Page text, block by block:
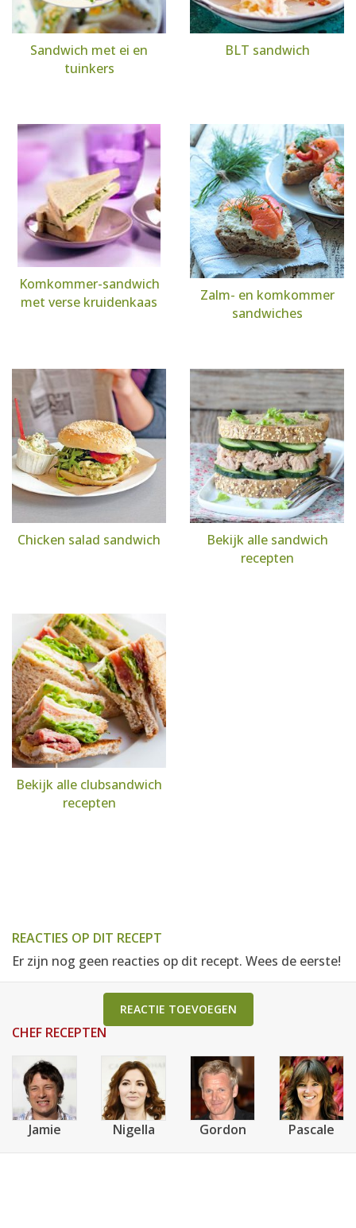
Sandwich met ei en
tuinkers
BLT sandwich
Komkommer-sandwich
met verse kruidenkaas
Zalm- en komkommer
sandwiches
Chicken salad sandwich
Bekijk alle sandwich
recepten
Bekijk alle clubsandwich
recepten
REACTIES OP DIT RECEPT
Er zijn nog geen reacties op dit recept. Wees de eerste!
REACTIE TOEVOEGEN
CHEF RECEPTEN
Jamie Nigella Gordon Pascale